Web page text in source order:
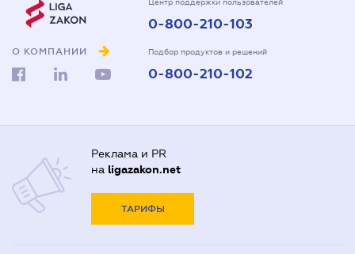
О КОМПАНИИ
0-800-210-103
Подбор продуктов и решений
0-800-210-102
Реклама и PR
на ligazakon.net
ТАРИФЫ